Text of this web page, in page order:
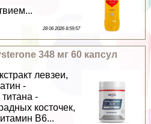
28 06 2026 8:59:57
348 мг 60 капсул
левзеи,
-
титана -
косточек,
В6...